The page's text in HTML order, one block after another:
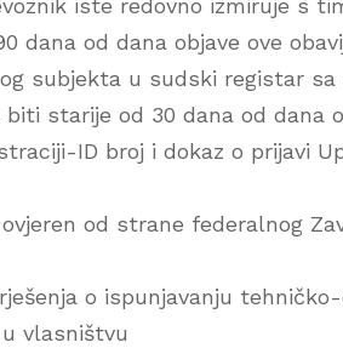
iste redovno izmiruje s
dana od dana objave ove
subjekta u sudski registar
starije od 30 dana od dana
ID broj i dokaz o prijavi
od strane federalnog
o ispunjavanju
vlasništvu